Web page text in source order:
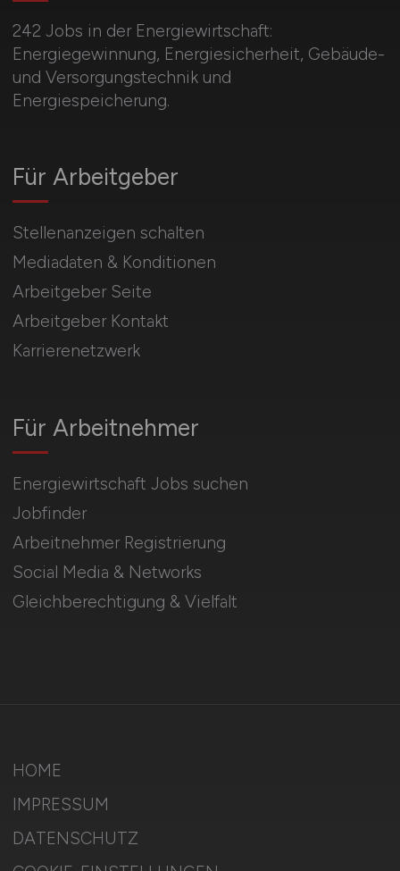
242 Jobs in der Energiewirtschaft:
Energiegewinnung, Energiesicherheit, Gebäude-
und Versorgungstechnik und
Energiespeicherung.
Für Arbeitnehmer
Energiewirtschaft Jobs suchen
Jobfinder
Arbeitnehmer Registrierung
Social Media & Networks
Gleichberechtigung & Vielfalt
Für Arbeitgeber
Stellenanzeigen schalten
Mediadaten & Konditionen
Arbeitgeber Seite
Arbeitgeber Kontakt
Karrierenetzwerk
HOME
IMPRESSUM
DATENSCHUTZ